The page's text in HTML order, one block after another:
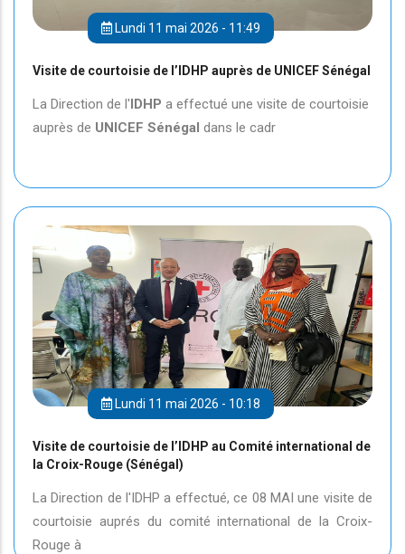
Lundi 11 mai 2026 - 11:49
Visite de courtoisie de l’IDHP auprès de UNICEF Sénégal
La Direction de l'IDHP a effectué une visite de courtoisie
auprès de UNICEF Sénégal dans le cadr
Lundi 11 mai 2026 - 10:18
Visite de courtoisie de l’IDHP au Comité international de
la Croix-Rouge (Sénégal)
La Direction de l'IDHP a effectué, ce 08 MAI une visite de
courtoisie auprés du comité international de la Croix-
Rouge à